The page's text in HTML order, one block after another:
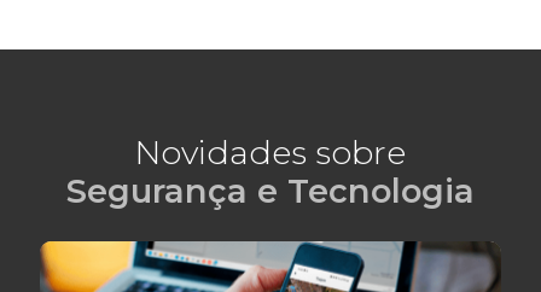
Novidades sobre
Segurança e Tecnologia